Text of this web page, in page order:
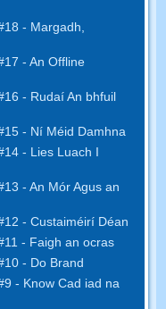
- Margadh,
- An Offline
- Rudaí An bhfuil
- Ní Méid Damhna
- Lies Luach I
- An Mór Agus an
- Custaiméirí Déan
- Faigh an ocras
- Do Brand
- Know Cad iad na